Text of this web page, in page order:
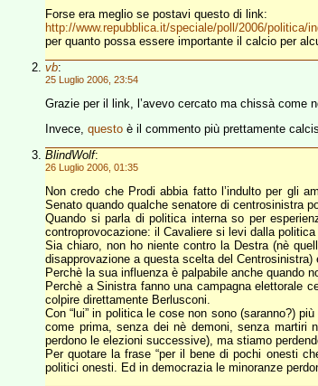
Forse era meglio se postavi questo di link:
http://www.repubblica.it/speciale/poll/2006/politica/
per quanto possa essere importante il calcio per
vb:
25 Luglio 2006, 23:54
Grazie per il link, l’avevo cercato ma chissà come
Invece, questo è il commento più prettamente
BlindWolf:
26 Luglio 2006, 01:35
Non credo che Prodi abbia fatto l’indulto per gli
Senato quando qualche senatore di centrosinistra
Quando si parla di politica interna so per
controprovocazione: il Cavaliere si levi dalla
Sia chiaro, non ho niente contro la Destra (nè
disapprovazione a questa scelta del Centrosinistra)
Perchè la sua influenza è palpabile anche quando
Perchè a Sinistra fanno una campagna elettorale
colpire direttamente Berlusconi.
Con “lui” in politica le cose non sono (saranno?)
come prima, senza dei nè demoni, senza martiri
perdono le elezioni successive), ma stiamo
Per quotare la frase “per il bene di pochi onesti
politici onesti. Ed in democrazia le minoranze